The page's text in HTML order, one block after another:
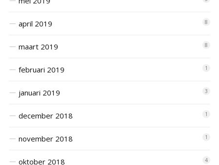
april 2019 8
maart 2019 8
februari 2019 1
januari 2019 3
december 2018 1
november 2018 1
oktober 2018 4